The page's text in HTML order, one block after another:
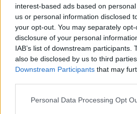
interest-based ads based on
us or personal information disclosed
your opt-out. You may separately
disclosure of your personal
IAB’s list of downstream participants.
also be disclosed by us to third
Downstream Participants that may
Please note that this website/app
Personal Data Processing Opt
03.04.2025 16:23